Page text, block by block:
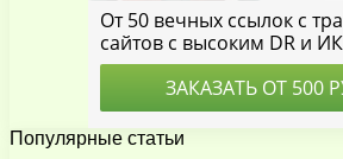
Популярные статьи